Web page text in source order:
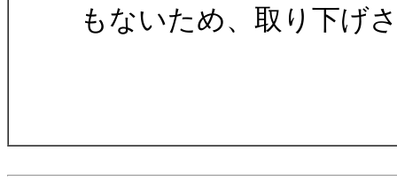
もないため、取り下げ